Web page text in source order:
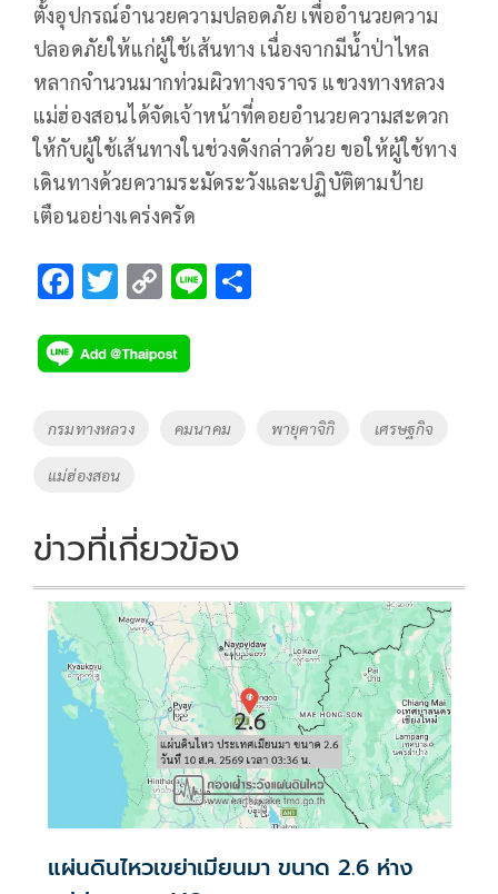
ตั้งอุปกรณ์อำนวยความปลอดภัย เพื่ออำนวยความ
ปลอดภัยให้แก่ผู้ใช้เส้นทาง เนื่องจากมีน้ำป่าไหล
หลากจำนวนมากท่วมผิวทางจราจร แขวงทางหลวง
แม่ฮ่องสอนได้จัดเจ้าหน้าที่คอยอำนวยความสะดวก
ให้กับผู้ใช้เส้นทางในช่วงดังกล่าวด้วย ขอให้ผู้ใช้ทาง
เดินทางด้วยความระมัดระวังและปฏิบัติตามป้าย
เตือนอย่างเคร่งครัด
F
e
b
o
o
k
T
tt
er
C
p
y
Li
Li
Tags
กรมทางหลวง คมนาคม พายุคาจิกิ เศรษฐกิจ
แม่ฮ่องสอน
ข่าวที่เกี่ยวข้อง
แผ่นดินไหวเขย่าเมียนมา ขนาด 2.6 ห่าง